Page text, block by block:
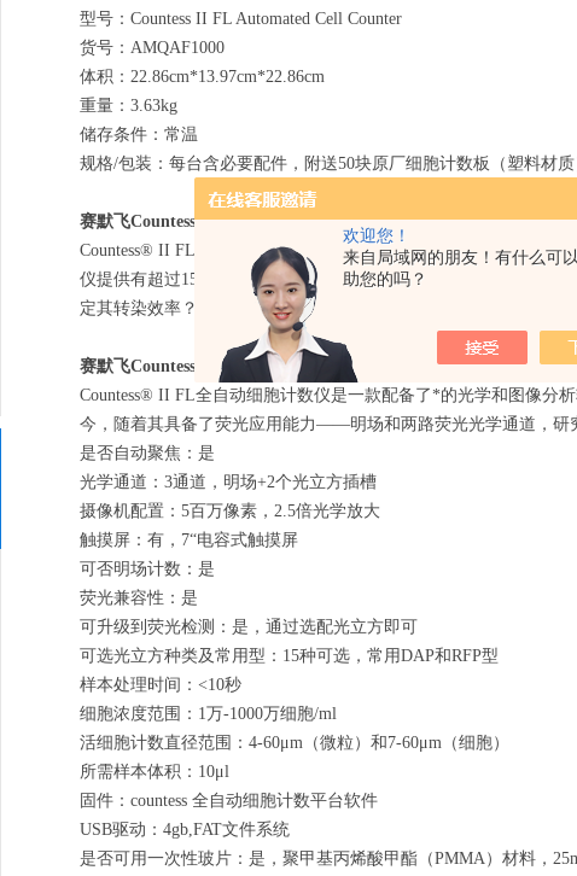
欢迎您！
来自局域网的朋友！有什么可
助您的吗？
型号：Countess II FL Automated Cell Counter
货号：AMQAF1000
体积：22.86cm*13.97cm*22.86cm
重量：3.63kg
储存条件：常温
规格/包装：每台含必要配件，附送50块原厂细胞计数板（塑料材
赛默飞Countess II细胞计数仪AMQAX1000性能描述:
Countess® II FL全自动细胞计数仪具有两路荧光通道。其所采集
仪提供有超过15种光立方可供选择，检测不受表达GFP和RFP的
定其转染效率？您只需加入和RFP和DAPI光立方，即可对整个细
赛默飞Countess II细胞计数仪AMQAX1000
主要用途：
Countess® II FL全自动细胞计数仪是一款配备了*的光学和图像分
今，随着其具备了荧光应用能力——明场和两路荧光光学通道，研
是否自动聚焦：是
光学通道：3通道，明场+2个光立方插槽
摄像机配置：5百万像素，2.5倍光学放大
触摸屏：有，7“电容式触摸屏
可否明场计数：是
荧光兼容性：是
可升级到荧光检测：是，通过选配光立方即可
可选光立方种类及常用型：15种可选，常用DAP和RFP型
样本处理时间：<10秒
细胞浓度范围：1万-1000万细胞/ml
活细胞计数直径范围：4-60μm（微粒）和7-60μm（细胞）
所需样本体积：10μl
固件：countess 全自动细胞计数平台软件
USB驱动：4gb,FAT文件系统
是否可用一次性玻片：是，聚甲基丙烯酸甲酯（PMMA）材料，